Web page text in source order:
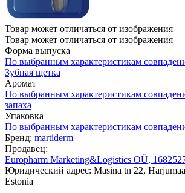
Товар может отличаться от изображения
Товар может отличаться от изображения
Форма выпуска
По выбранным характеристикам
Зубная щетка
Аромат
По выбранным характеристикам
запаха
Упаковка
По выбранным характеристикам
Бренд: martiderm
Продавец:
Europharm Marketing&Logistics OÜ,
Юридический адрес: Masina tn 22,
Estonia